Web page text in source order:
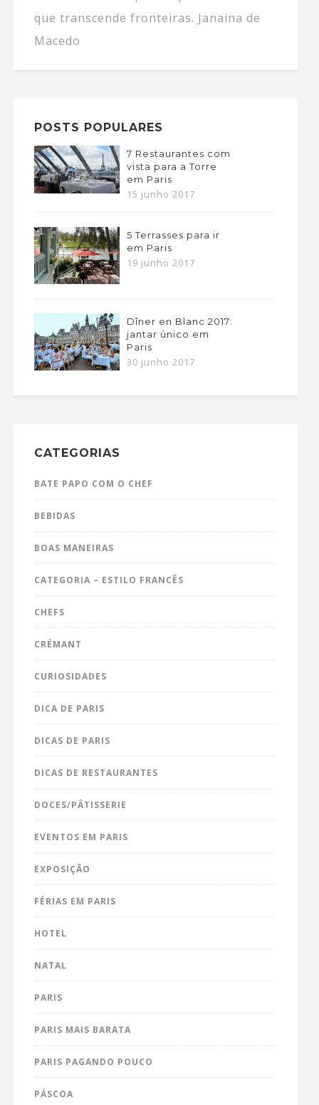
que transcende fronteiras. Janaina de
Macedo
POSTS POPULARES
7 Restaurantes com
vista para a Torre
em Paris
15 junho 2017
5 Terrasses para ir
em Paris
19 junho 2017
Dîner en Blanc 2017:
jantar único em
Paris
30 junho 2017
CATEGORIAS
BATE PAPO COM O CHEF
BEBIDAS
BOAS MANEIRAS
CATEGORIA – ESTILO FRANCÊS
CHEFS
CRÉMANT
CURIOSIDADES
DICA DE PARIS
DICAS DE PARIS
DICAS DE RESTAURANTES
DOCES/PÂTISSERIE
EVENTOS EM PARIS
EXPOSIÇÃO
FÉRIAS EM PARIS
HOTEL
NATAL
PARIS
PARIS MAIS BARATA
PARIS PAGANDO POUCO
PÁSCOA